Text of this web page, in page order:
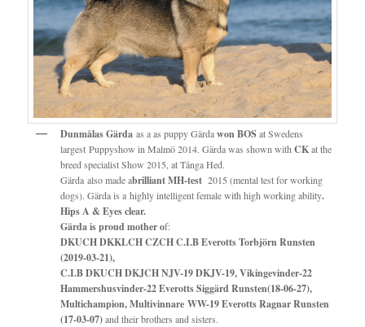
Dunmålas Gärda as a as puppy Gärdawon BOS at Swedens
largest Puppyshow in Malmö 2014. Gärda was shown withCKat the
breed specialist Show 2015, at Tånga Hed.
Gärda also made abrilliant MH-test 2015 (mental test for working
dogs). Gärda is a highly intelligent female with high working ability.
Hips A & Eyes clear.
Gärda is proud mother of:
DKUCH DKKLCH CZCH C.I.B Everotts Torbjörn Runsten
(2019-03-21),
C.I.B DKUCH DKJCH NJV-19 DKJV-19, Vikingevinder-22
Hammershusvinder-22 Everotts Siggärd Runsten(18-06-27),
Multichampion, Multivinnare WW-19 Everotts Ragnar Runsten
(17-03-07)and their brothers and sisters.